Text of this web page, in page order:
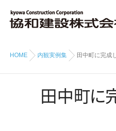
HOME 内観実例集 田中町に完成
田中 町に